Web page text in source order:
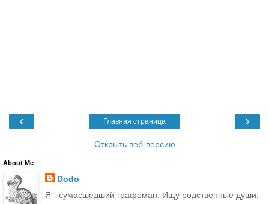
‹ ›
Главная страница
Открыть веб-версию
About Me
Dodo
Я - сумасшедший графоман. Ищу родственные души,